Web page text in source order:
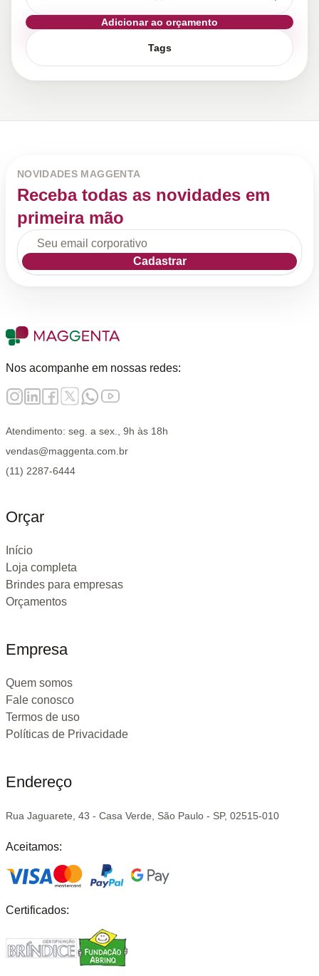
Adicionar ao orçamento
Tags
NOVIDADES MAGGENTA
Receba todas as novidades em
primeira mão
Cadastrar
Nos acompanhe em nossas redes:
Atendimento: seg. a sex., 9h às 18h
vendas@maggenta.com.br
(11) 2287-6444
Orçar
Início
Loja completa
Brindes para empresas
Orçamentos
Empresa
Quem somos
Fale conosco
Termos de uso
Políticas de Privacidade
Endereço
Rua Jaguarete, 43 - Casa Verde, São Paulo - SP, 02515-010
Aceitamos:
Certificados: